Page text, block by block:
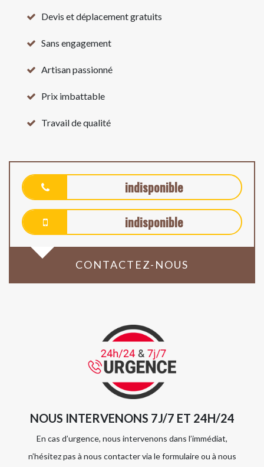
Devis et déplacement gratuits
Sans engagement
Artisan passionné
Prix imbattable
Travail de qualité
indisponible
indisponible
CONTACTEZ-NOUS
NOUS INTERVENONS 7J/7 ET 24H/24
En cas d’urgence, nous intervenons dans l’immédiat,
n’hésitez pas à nous contacter via le formulaire ou à nous